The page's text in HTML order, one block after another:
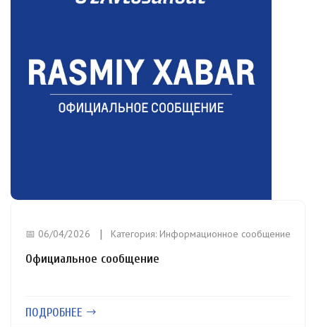
📅 06/04/2026 Категория: Информационное сообщение
Официальное сообщение
ПОДРОБНЕЕ